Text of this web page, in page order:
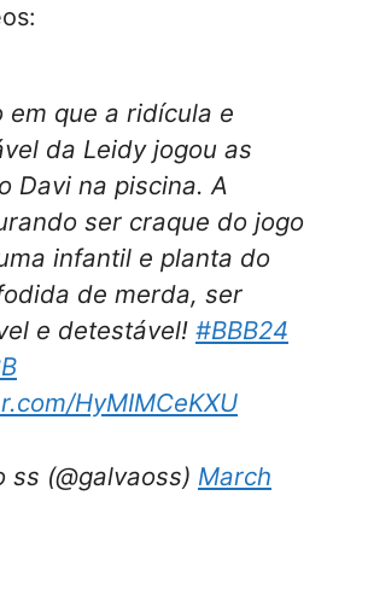
em que a ridícula e
da Leidy jogou as
Davi na piscina. A
ser craque do jogo
infantil e planta do
de merda, ser
e detestável! #BBB24
HyMIMCeKXU
(@galvaoss) March